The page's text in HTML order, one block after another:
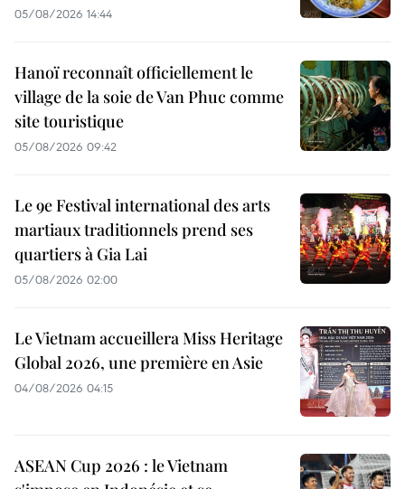
05/08/2026 14:44
Hanoï reconnaît officiellement le
village de la soie de Van Phuc comme
site touristique
05/08/2026 09:42
Le 9e Festival international des arts
martiaux traditionnels prend ses
quartiers à Gia Lai
05/08/2026 02:00
Le Vietnam accueillera Miss Heritage
Global 2026, une première en Asie
04/08/2026 04:15
ASEAN Cup 2026 : le Vietnam